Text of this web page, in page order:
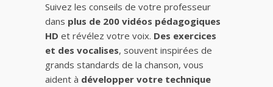
Suivez les conseils de votre professeur
dans plus de 200 vidéos pédagogiques
HD et révélez votre voix. Des exercices
et des vocalises, souvent inspirées de
grands standards de la chanson, vous
aident à développer votre technique